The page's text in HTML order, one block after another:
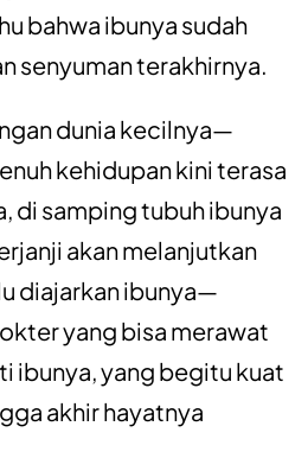
bahwa ibunya sudah
senyuman terakhirnya.
dunia kecilnya—
kehidupan kini terasa
di samping tubuh ibunya
akan melanjutkan
diajarkan ibunya—
yang bisa merawat
ibunya, yang begitu kuat
akhir hayatnya